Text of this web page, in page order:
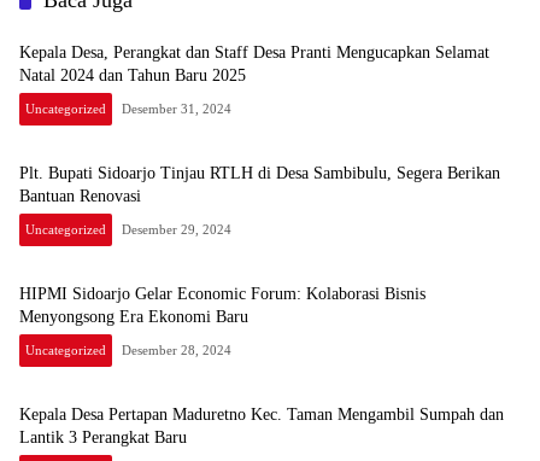
Kepala Desa, Perangkat dan Staff Desa Pranti Mengucapkan Selamat
Natal 2024 dan Tahun Baru 2025
Uncategorized Desember 31, 2024
Plt. Bupati Sidoarjo Tinjau RTLH di Desa Sambibulu, Segera Berikan
Bantuan Renovasi
Uncategorized Desember 29, 2024
HIPMI Sidoarjo Gelar Economic Forum: Kolaborasi Bisnis
Menyongsong Era Ekonomi Baru
Uncategorized Desember 28, 2024
Kepala Desa Pertapan Maduretno Kec. Taman Mengambil Sumpah dan
Lantik 3 Perangkat Baru